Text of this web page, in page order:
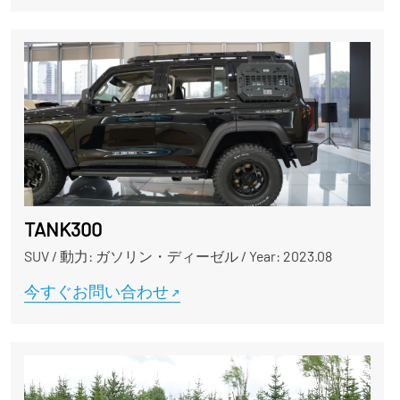
TANK300
SUV/ 動力: ガソリン・ディーゼル/ Year: 2023.08
今すぐお問い合わせ